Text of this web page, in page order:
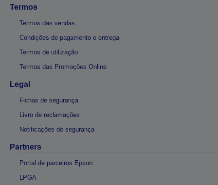
Termos
Termos das vendas
Condições de pagamento e entrega
Termos de utilização
Termos das Promoções Online
Legal
Fichas de segurança
Livro de reclamações
Notificações de segurança
Partners
Portal de parceiros Epson
LPGA